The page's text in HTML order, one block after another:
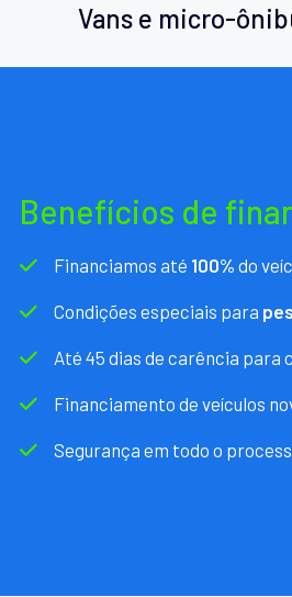
Vans e micro-
Benefícios de
Financiamos até 100% do
Condições especiais para
Até 45 dias de carência para
Financiamento de veículos
Segurança em todo o